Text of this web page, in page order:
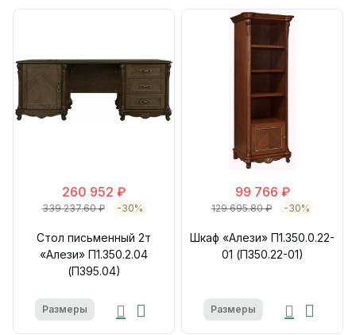
260 952 ₽
339 237.60 ₽ -30%
Стол письменный 2т
«Алези» П1.350.2.04
(П395.04)
Размеры
99 766 ₽
129 695.80 ₽ -30%
Шкаф «Алези» П1.350.0.22-
01 (П350.22-01)
Размеры